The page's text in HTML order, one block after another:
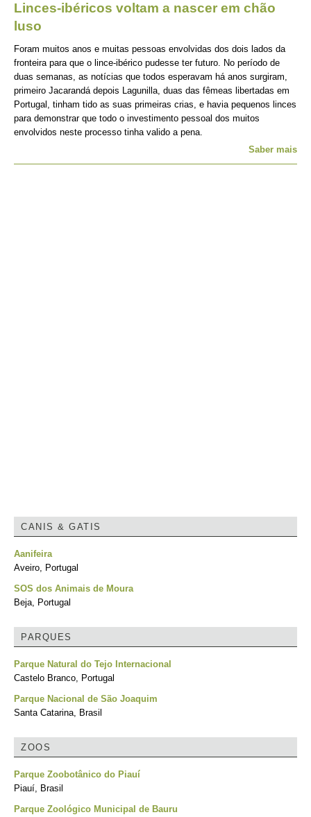
Linces-ibéricos voltam a nascer em chão
luso
Foram muitos anos e muitas pessoas envolvidas dos dois lados da
fronteira para que o lince-ibérico pudesse ter futuro. No período de
duas semanas, as notícias que todos esperavam há anos surgiram,
primeiro Jacarandá depois Lagunilla, duas das fêmeas libertadas em
Portugal, tinham tido as suas primeiras crias, e havia pequenos linces
para demonstrar que todo o investimento pessoal dos muitos
envolvidos neste processo tinha valido a pena.
Saber mais
CANIS & GATIS
Aanifeira
Aveiro, Portugal
SOS dos Animais de Moura
Beja, Portugal
PARQUES
Parque Natural do Tejo Internacional
Castelo Branco, Portugal
Parque Nacional de São Joaquim
Santa Catarina, Brasil
ZOOS
Parque Zoobotânico do Piauí
Piauí, Brasil
Parque Zoológico Municipal de Bauru